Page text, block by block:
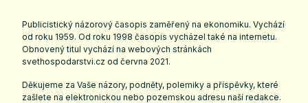
Publicistický názorový časopis zaměřený na ekonomiku. Vychází
od roku 1959. Od roku 1998 časopis vycházel také na internetu.
Obnovený titul vychází na webových stránkách
svethospodarstvi.cz od června 2021.
Děkujeme za Vaše názory, podněty, polemiky a příspěvky, které
zašlete na elektronickou nebo pozemskou adresu naší redakce.